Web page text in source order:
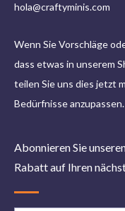
hola@craftyminis.com
Wenn Sie Vorschläge
dass etwas in unserem
teilen Sie uns dies jetzt
Bedürfnisse anzupassen.
Abonnieren Sie
Rabatt auf Ihren